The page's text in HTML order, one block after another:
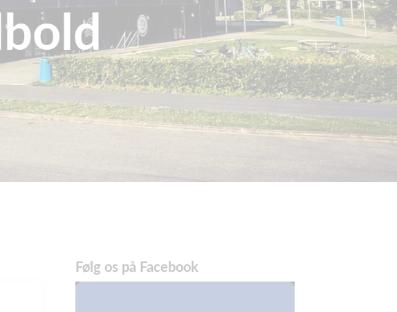
Følg os på Facebook